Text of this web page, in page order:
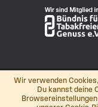
Wir verwenden
Du kannst deine